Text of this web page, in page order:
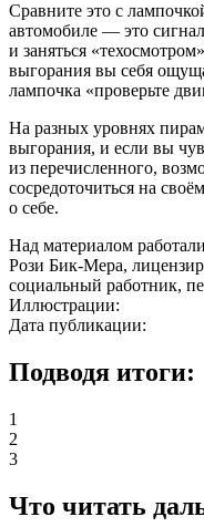
Сравните это с
автомобиле — это
и заняться
выгорания вы себя
лампочка «проверьте
На разных уровнях
выгорания, и если вы
из перечисленного,
сосредоточиться на
о себе.
Над материалом
Рози Бик-Мера,
социальный работник,
Иллюстрации:
Дата публикации:
Подводя итоги:
1
2
3
Что читать